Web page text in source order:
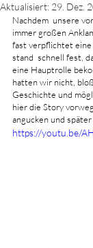
Aktualisiert: 29. Dez.
Nachdem  unsere
immer großen
fast verpflichtet
stand  schnell fest,
eine Hauptrolle
hatten wir nicht,
Geschichte und
hier die Story
angucken und später
https://youtu.be/